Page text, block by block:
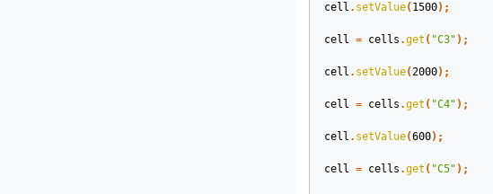
cell . setValue( 1500);
cell = cells .get ( "C3" );
cell . setValue(2000);
cell = cells .get ( "C4" );
cell . setValue(600);
cell = cells .get ( "C5" );